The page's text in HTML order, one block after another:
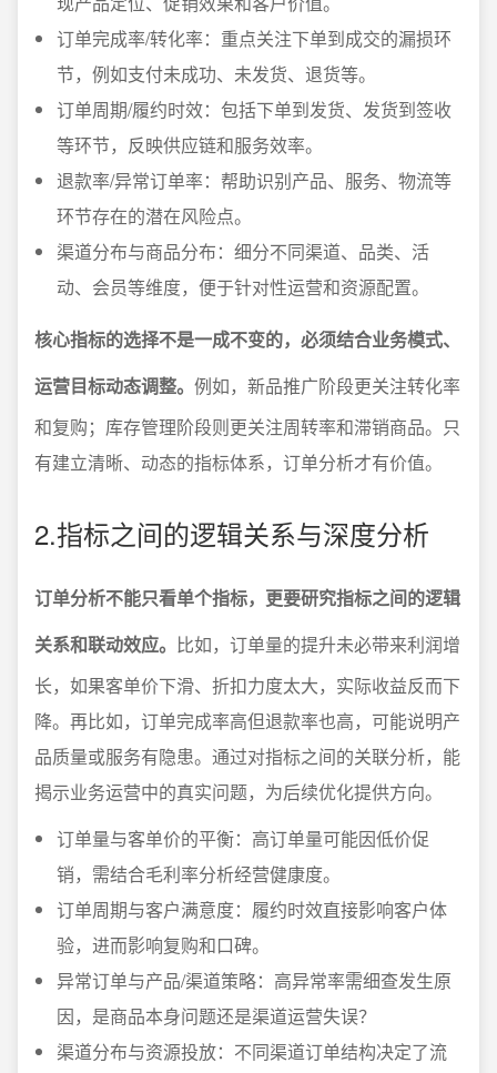
订单完成率/转化率：重点关注下单到成交的漏损环
节，例如支付未成功、未发货、退货等。
订单周期/履约时效：包括下单到发货、发货到签收
等环节，反映供应链和服务效率。
退款率/异常订单率：帮助识别产品、服务、物流等
环节存在的潜在风险点。
渠道分布与商品分布：细分不同渠道、品类、活
动、会员等维度，便于针对性运营和资源配置。
核心指标的选择不是一成不变的，必须结合业务模式、
运营目标动态调整。 例如，新品推广阶段更关注转化率
和复购；库存管理阶段则更关注周转率和滞销商品。只
有建立清晰、动态的指标体系，订单分析才有价值。
2.指标之间的逻辑关系与深度分析
订单分析不能只看单个指标，更要研究指标之间的逻辑
关系和联动效应。 比如，订单量的提升未必带来利润增
长，如果客单价下滑、折扣力度太大，实际收益反而下
降。再比如，订单完成率高但退款率也高，可能说明产
品质量或服务有隐患。通过对指标之间的关联分析，能
揭示业务运营中的真实问题，为后续优化提供方向。
订单量与客单价的平衡：高订单量可能因低价促
销，需结合毛利率分析经营健康度。
订单周期与客户满意度：履约时效直接影响客户体
验，进而影响复购和口碑。
异常订单与产品/渠道策略：高异常率需细查发生原
因，是商品本身问题还是渠道运营失误？
渠道分布与资源投放：不同渠道订单结构决定了流